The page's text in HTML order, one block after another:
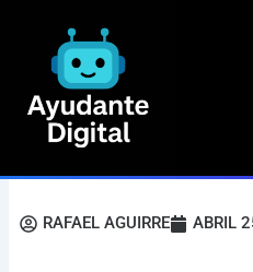
contenido
RAFAEL AGUIRRE ABRIL